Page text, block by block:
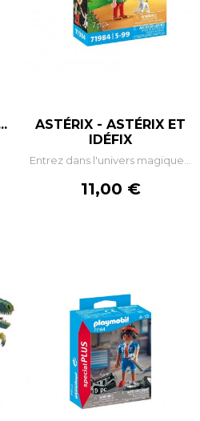
ASTÉRIX - ASTÉRIX ET
IDÉFIX
Entrez dans l'univers magique...
Prix
11,00 €